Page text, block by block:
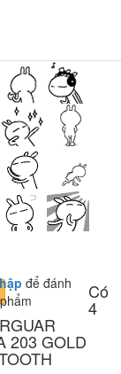
để đánh
Có
4
203 GOLD